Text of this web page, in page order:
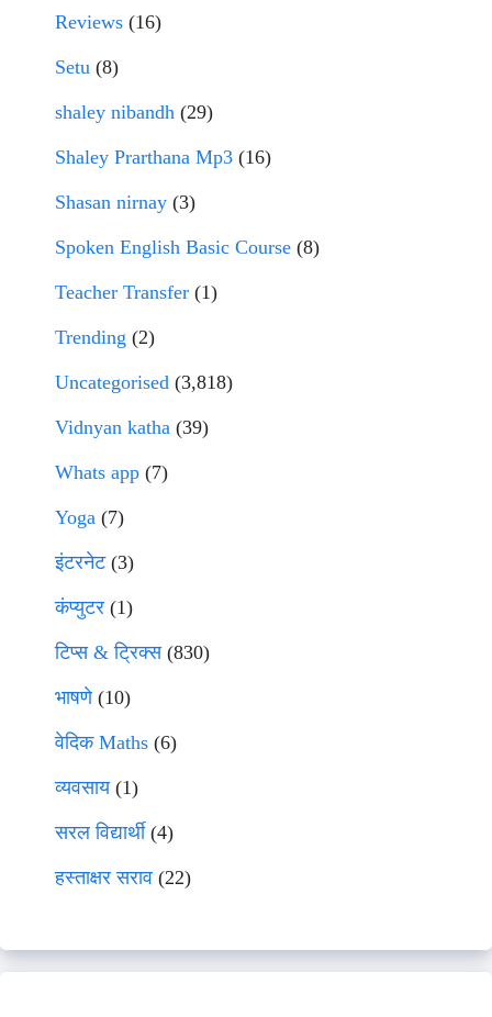
Reviews (16)
Setu (8)
shaley nibandh (29)
Shaley Prarthana Mp3 (16)
Shasan nirnay (3)
Spoken English Basic Course (8)
Teacher Transfer (1)
Trending (2)
Uncategorised (3,818)
Vidnyan katha (39)
Whats app (7)
Yoga (7)
इंटरनेट(3)
कंप्युटर (1)
टिप्स & ट्रिक्स(830)
भाषणे(10)
वेदिक Maths (6)
व्यवसाय(1)
सरल विद्यार्थी(4)
हस्ताक्षर सराव (22)